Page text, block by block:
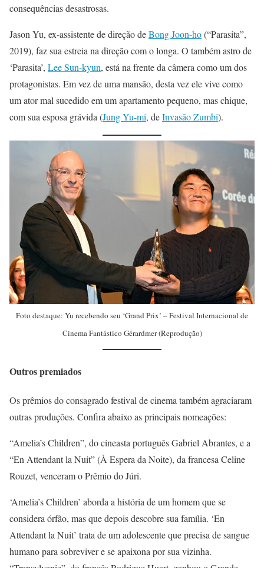
consequências desastrosas.
Jason Yu, ex-assistente de direção deBong Joon-ho(“Parasita”,
2019), faz sua estreia na direção com o longa. O também astro de
‘Parasita’, Lee Sun-kyun, está na frente da câmera como um dos
protagonistas. Em vez de uma mansão, desta vez ele vive como
um ator mal sucedido em um apartamento pequeno, mas chique,
com sua esposa grávida (Jung Yu-mi, deInvasão Zumbi).
Foto destaque: Yu recebendo seu ‘Grand Prix’ – Festival Internacional de
Cinema Fantástico Gérardmer (Reprodução)
Outros premiados
Os prêmios do consagrado festival de cinema também agraciaram
outras produções. Confira abaixo as principais nomeações:
“Amelia’s Children”, do cineasta português Gabriel Abrantes, e a
“En Attendant la Nuit” (À Espera da Noite), da francesa Celine
Rouzet, venceram o Prêmio do Júri.
‘Amelia’s Children’ aborda a história de um homem que se
considera órfão, mas que depois descobre sua família. ‘En
Attendant la Nuit’ trata de um adolescente que precisa de sangue
humano para sobreviver e se apaixona por sua vizinha.